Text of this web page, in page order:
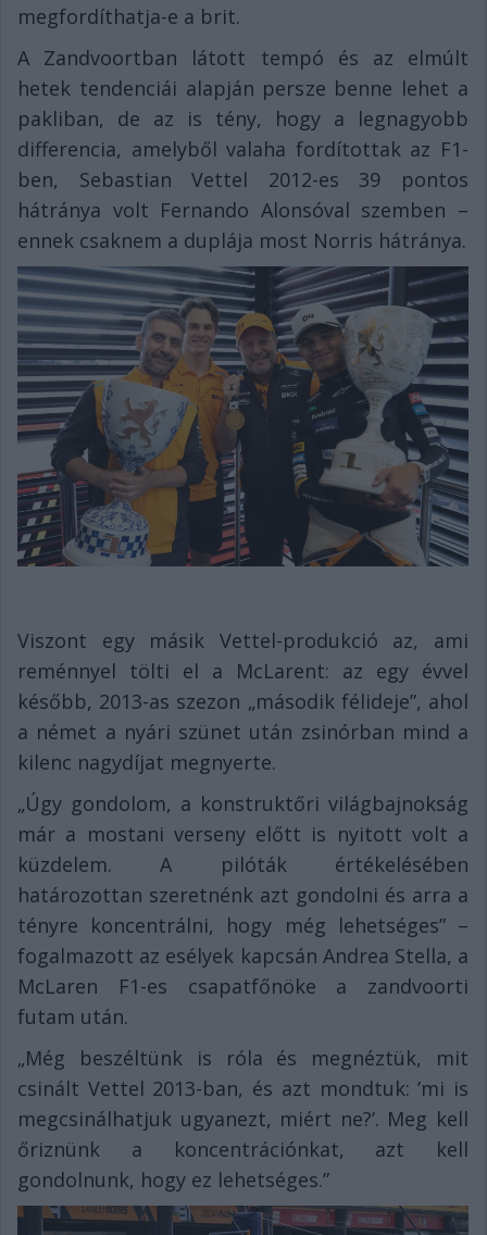
megfordíthatja-e a brit.
A Zandvoortban látott tempó és az elmúlt
hetek tendenciái alapján persze benne lehet a
pakliban, de az is tény, hogy a legnagyobb
differencia, amelyből valaha fordítottak az F1-
ben, Sebastian Vettel 2012-es 39 pontos
hátránya volt Fernando Alonsóval szemben –
ennek csaknem a duplája most Norris hátránya.
Viszont egy másik Vettel-produkció az, ami
reménnyel tölti el a McLarent: az egy évvel
később, 2013-as szezon „második félideje”, ahol
a német a nyári szünet után zsinórban mind a
kilenc nagydíjat megnyerte.
„Úgy gondolom, a konstruktőri világbajnokság
már a mostani verseny előtt is nyitott volt a
küzdelem. A pilóták értékelésében
határozottan szeretnénk azt gondolni és arra a
tényre koncentrálni, hogy még lehetséges” –
fogalmazott az esélyek kapcsán Andrea Stella, a
McLaren F1-es csapatfőnöke a zandvoorti
futam után.
„Még beszéltünk is róla és megnéztük, mit
csinált Vettel 2013-ban, és azt mondtuk: ’mi is
megcsinálhatjuk ugyanezt, miért ne?’. Meg kell
őriznünk a koncentrációnkat, azt kell
gondolnunk, hogy ez lehetséges.”